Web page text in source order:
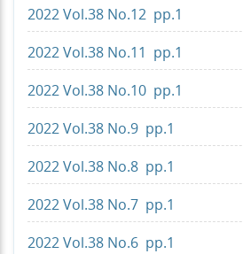
2022 Vol.38 No.12 pp.1
2022 Vol.38 No.11 pp.1
2022 Vol.38 No.10 pp.1
2022 Vol.38 No.9 pp.1
2022 Vol.38 No.8 pp.1
2022 Vol.38 No.7 pp.1
2022 Vol.38 No.6 pp.1